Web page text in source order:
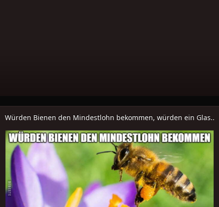
Würden Bienen den Mindestlohn bekommen, würden ein Glas..